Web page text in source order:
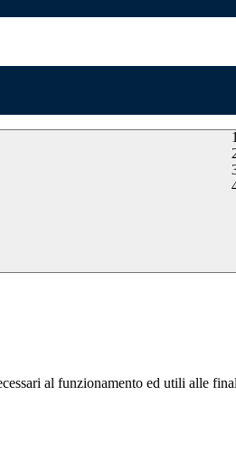
al funzionamento ed utili alle